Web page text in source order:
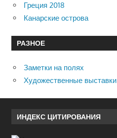
Греция 2018
Канарские острова
РАЗНОЕ
Заметки на полях
Художественные выставки
ИНДЕКС ЦИТИРОВАНИЯ